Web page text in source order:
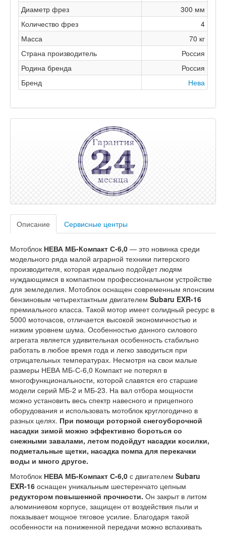
Диаметр фрез
300 мм
Количество фрез
4
Масса
70 кг
Страна производитель
Россия
Родина бренда
Россия
Бренд
Нева
Описание Сервисные центры
Мотоблок НЕВА МБ-Компакт С-6,0 — это новинка среди
модельного ряда малой аграрной техники питерского
производителя, которая идеально подойдет людям
нуждающимся в компактном профессиональном устройстве
для земледелия. Мотоблок оснащен современным японским
бензиновым четырехтактным двигателем Subaru EXR-16
премиального класса. Такой мотор имеет солидный ресурс в
5000 моточасов, отличается высокой экономичностью и
низким уровнем шума. Особенностью данного силового
агрегата является удивительная особенность стабильно
работать в любое время года и легко заводиться при
отрицательных температурах. Несмотря на свои малые
размеры НЕВА МБ-С-6,0 Компакт не потерял в
многофункциональности, которой славятся его старшие
модели серий МБ-2 и МБ-23. На вал отбора мощности
можно установить весь спектр навесного и прицепного
оборудования и использовать мотоблок круглогодично в
разных целях. При помощи роторной снегоуборочной
насадки зимой можно эффективно бороться со
снежными завалами, летом подойдут насадки косилки,
подметальные щетки, насадка помпа для перекачки
воды и много другое.
Мотоблок НЕВА МБ-Компакт С-6,0 с двигателем Subaru
EXR-16 оснащен уникальным шестеренчато цепным
редуктором повышенной прочности. Он закрыт в литом
алюминиевом корпусе, защищен от воздействия пыли и
показывает мощное тяговое усилие. Благодаря такой
особенности на пониженной передачи можно вспахивать